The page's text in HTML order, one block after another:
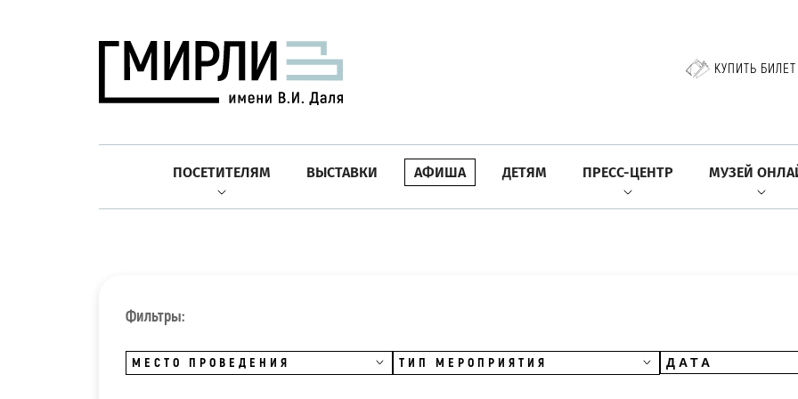
КУПИТЬ БИЛЕТ
ПОСЕТИТЕЛЯМ ВЫСТАВКИ АФИША ДЕТЯМ ПРЕСС-ЦЕНТР МУЗЕЙ
Фильтры:
МЕСТО ПРОВЕДЕНИЯ ТИП МЕРОПРИЯТИЯ